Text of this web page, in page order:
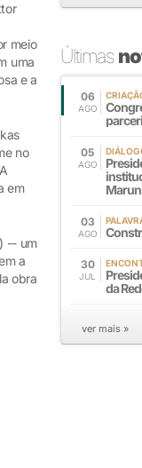
meio
uma
e a
no
em
-- um
a
obra
Últimas
06
AGO
05
AGO
Marun
03
AGO
30
JUL
da
ver mais »